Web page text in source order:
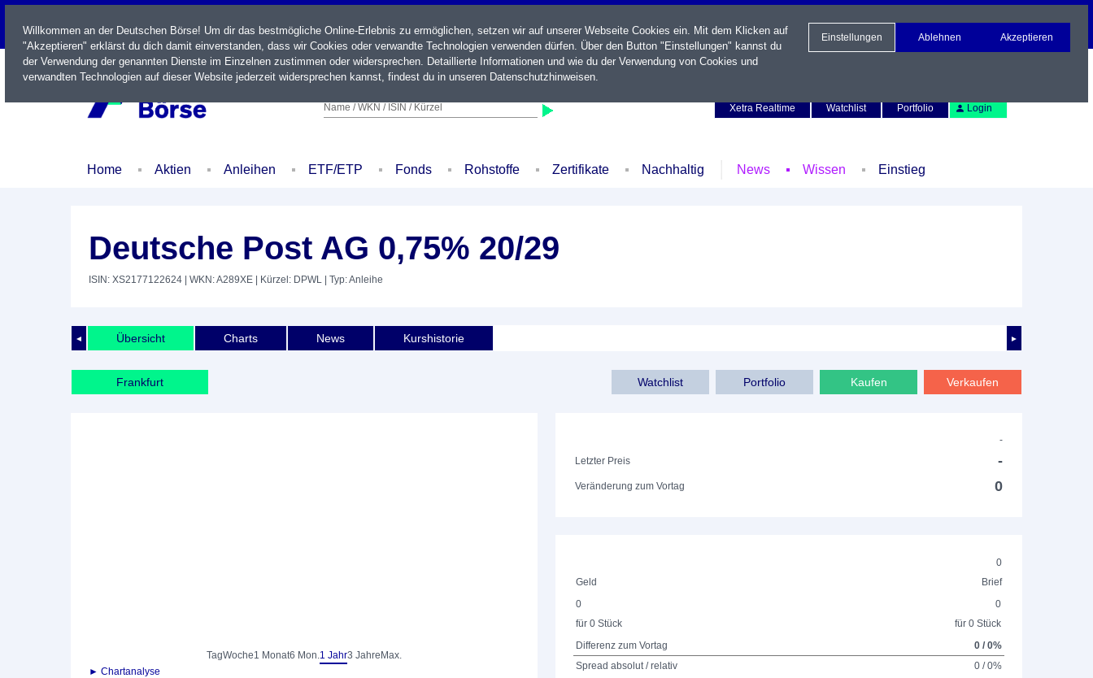
LIVE
Name / WKN / ISIN / Kürzel
Xetra Realtime
Watchlist Portfolio Login
Home Aktien Anleihen ETF/ETP Fonds Rohstoffe Zertifikate Nachhaltig News Wissen Einstieg
Deutsche Post AG 0,75% 20/29
ISIN: XS2177122624 | WKN: A289XE | Kürzel: DPWL | Typ: Anleihe
◄ ►
Übersicht Charts News Kurshistorie
Frankfurt Verkaufen
Kaufen
Portfolio
Watchlist
TagWoche1 Monat6 Mon.1 Jahr3 Jahre Max.
► Chartanalyse
-
Letzter Preis
-
Veränderung zum Vortag 0
0
Geld
Brief
0
für 0 Stück
0
für 0 Stück
Differenz zum Vortag
0 / 0%
Spread absolut / relativ
0 / 0%
Willkommen an der Deutschen Börse! Um dir das bestmögliche Online-Erlebnis zu ermöglichen, setzen wir auf unserer Webseite Cookies ein. Mit dem Klicken auf
"Akzeptieren" erklärst du dich damit einverstanden, dass wir Cookies oder verwandte Technologien verwenden dürfen. Über den Button "Einstellungen" kannst du
der Verwendung der genannten Dienste im Einzelnen zustimmen oder widersprechen. Detaillierte Informationen und wie du der Verwendung von Cookies und
verwandten Technologien auf dieser Website jederzeit widersprechen kannst, findest du in unseren Datenschutzhinweisen.
Einstellungen Ablehnen Akzeptieren